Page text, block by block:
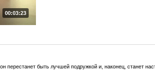
00:03:23
перестанет быть лучшей подружкой и, наконец, станет